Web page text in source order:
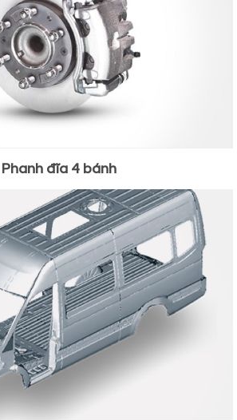
Phanh đĩa 4 bánh